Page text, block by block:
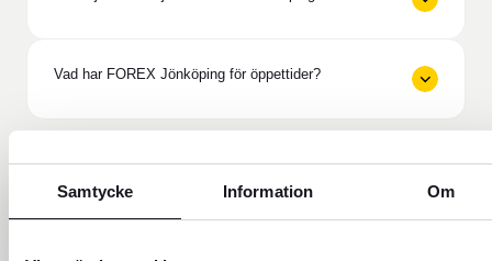
Samtycke Information Om
Vad har FOREX Jönköping för öppettider?
Behöver du hjälp?